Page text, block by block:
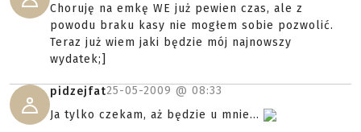
Choruję na emkę WE już pewien czas, ale z
powodu braku kasy nie mogłem sobie pozwolić.
Teraz już wiem jaki będzie mój najnowszy
wydatek;]
pidzejfat25-05-2009 @ 08:33
Ja tylko czekam, aż będzie u mnie...